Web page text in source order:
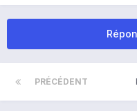
PRÉCÉDENT